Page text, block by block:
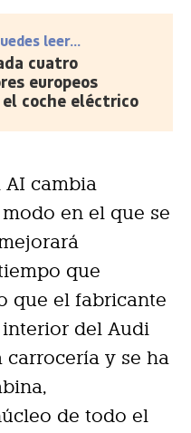
leer...
cuatro
europeos
coche eléctrico
AI cambia
en el que se
que
que el fabricante
del Audi
carrocería y se ha
de todo el